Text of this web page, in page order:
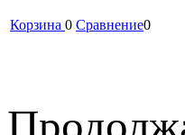
Корзина 0 Сравнение0